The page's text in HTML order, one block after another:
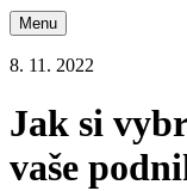
Menu
8. 11. 2022
Jak si
vaše